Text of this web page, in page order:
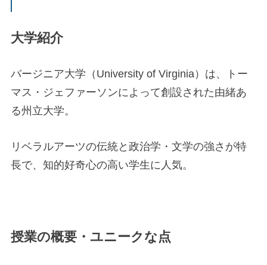
大学紹介
バージニア大学（University of Virginia）は、トー
マス・ジェファーソンによって創設された由緒あ
る州立大学。
リベラルアーツの伝統と政治学・文学の強さが特
長で、知的好奇心の高い学生に人気。
授業の概要・ユニークな点